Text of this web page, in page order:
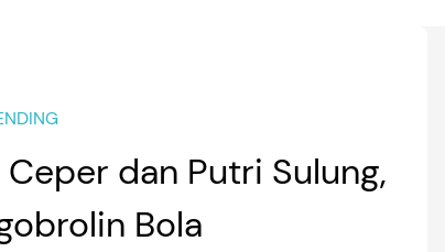
dan Putri Sulung,
Bola